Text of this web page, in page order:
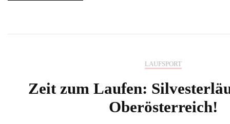
LAUFSPORT
Zeit zum Laufen:
Oberösterreich!